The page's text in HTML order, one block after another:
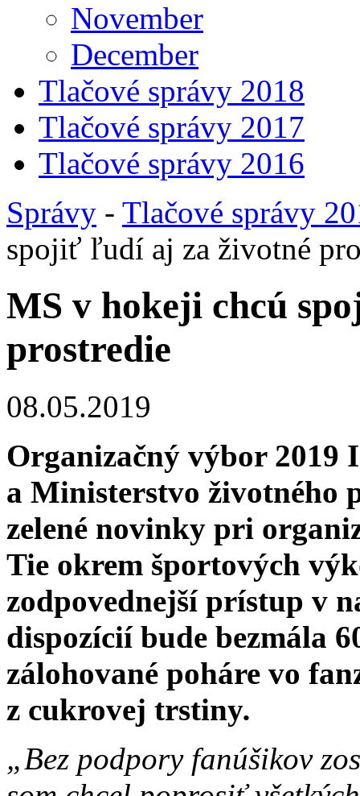
November
December
Tlačové správy 2018
Tlačové správy 2017
Tlačové správy 2016
Správy - Tlačové správy
spojiť ľudí aj za životné
MS v hokeji chcú
prostredie
08.05.2019
Organizačný výbor
a Ministerstvo životného
zelené novinky pri
Tie okrem športových
zodpovednejší prístup v
dispozícií bude bezmála
zálohované poháre vo
z cukrovej trstiny.
„Bez podpory fanúšikov